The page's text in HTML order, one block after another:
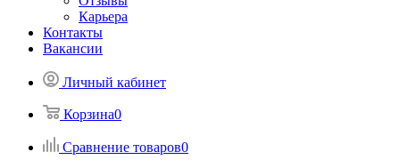
Карьера
Контакты
Вакансии
Личный кабинет
Корзина0
Сравнение товаров0